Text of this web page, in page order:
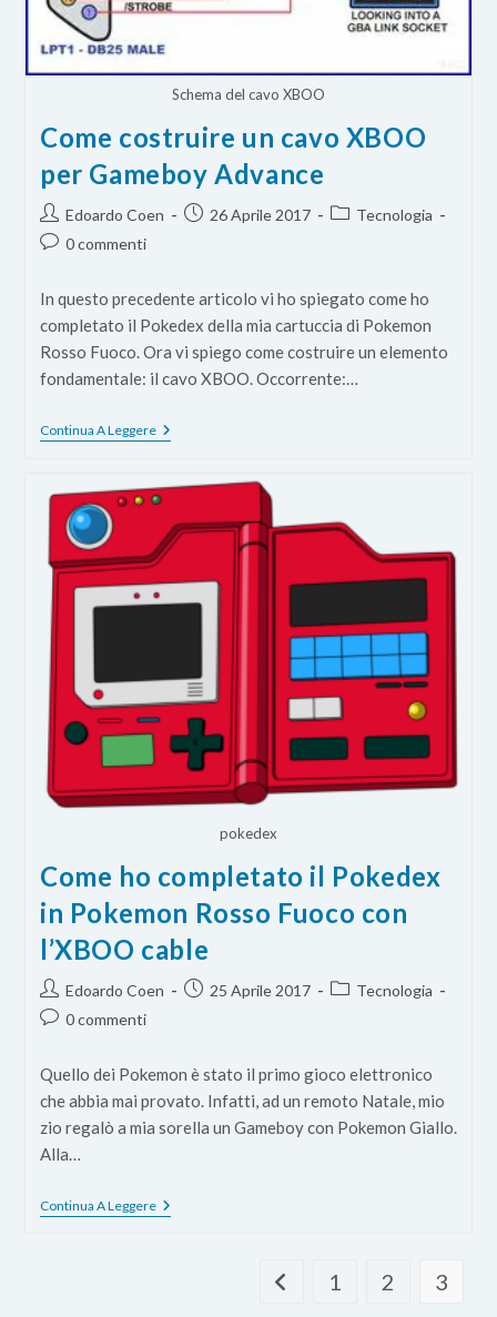
Schema del cavo XBOO
Come costruire un cavo XBOO
per Gameboy Advance
Autore
dell'articolo:
Edoardo Coen
Articolo26 Aprile 2017
Categoria
Tecnologia
Commenti
0 commenti
In questo precedente articolo vi ho spiegato come ho
completato il Pokedex della mia cartuccia di Pokemon
Rosso Fuoco. Ora vi spiego come costruire un elemento
fondamentale: il cavo XBOO. Occorrente:…
Continua A LeggereCome
Costruire
Cavo
XBOO
Per
Gameboy
Advance
pokedex
Come ho completato il Pokedex
in Pokemon Rosso Fuoco con
l’XBOO cable
Autore
dell'articolo:
Edoardo Coen
Articolo25 Aprile 2017
Categoria
Tecnologia
Commenti
0 commenti
Quello dei Pokemon è stato il primo gioco elettronico
che abbia mai provato. Infatti, ad un remoto Natale, mio
zio regalò a mia sorella un Gameboy con Pokemon Giallo.
Alla…
Continua A LeggereCome
Ho
Vai alla pagina precedente
1 2 3